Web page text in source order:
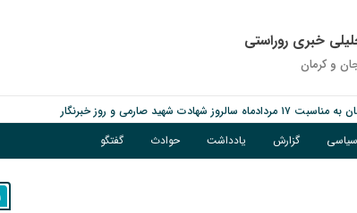
خبری روراستی
و كرمان
شهید صارمی و روز خبرنگار
توسعه
سیاسی گزارش یادداشت حوادث گفتگو